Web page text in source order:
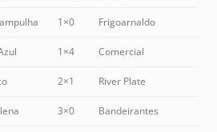
1×0 Frigoarnaldo
1×4 Comercial
2×1 River Plate
3×0 Bandeirantes